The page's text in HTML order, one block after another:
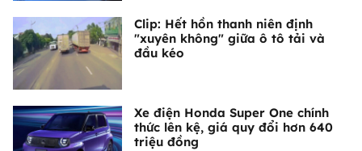
Clip: Hết hồn thanh niên định
"xuyên không" giữa ô tô tải và
đầu kéo
Xe điện Honda Super One chính
thức lên kệ, giá quy đổi hơn 640
triệu đồng